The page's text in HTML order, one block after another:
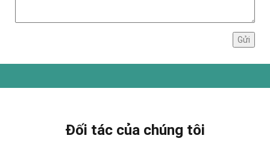
Đối tác của chúng tôi